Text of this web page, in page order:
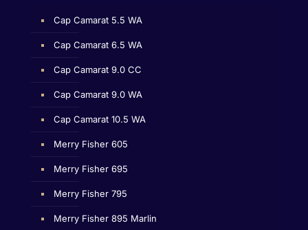
Cap Camarat 5.5 WA
Cap Camarat 6.5 WA
Cap Camarat 9.0 CC
Cap Camarat 9.0 WA
Cap Camarat 10.5 WA
Merry Fisher 605
Merry Fisher 695
Merry Fisher 795
Merry Fisher 895 Marlin